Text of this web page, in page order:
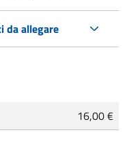
da allegare
16,00 €